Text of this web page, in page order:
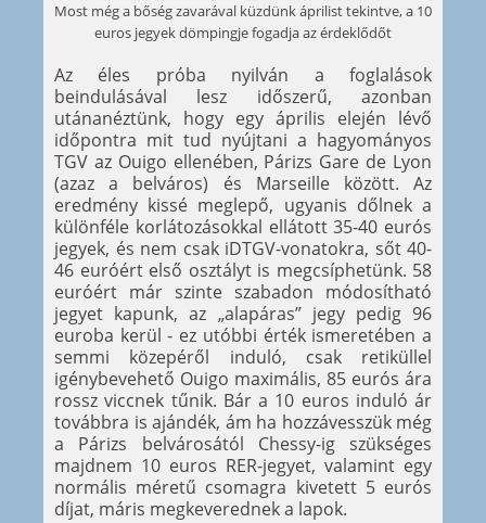
Most még a bőség zavarával küzdünk áprilist tekintve, a 10
euros jegyek dömpingje fogadja az érdeklődőt
Az éles próba nyilván a foglalások
beindulásával lesz időszerű, azonban
utánanéztünk, hogy egy április elején lévő
időpontra mit tud nyújtani a hagyományos
TGV az Ouigo ellenében, Párizs Gare de Lyon
(azaz a belváros) és Marseille között. Az
eredmény kissé meglepő, ugyanis dőlnek a
különféle korlátozásokkal ellátott 35-40 eurós
jegyek, és nem csak iDTGV-vonatokra, sőt 40-
46 euróért első osztályt is megcsíphetünk. 58
euróért már szinte szabadon módosítható
jegyet kapunk, az „alapáras” jegy pedig 96
euroba kerül - ez utóbbi érték ismeretében a
semmi közepéről induló, csak retiküllel
igénybevehető Ouigo maximális, 85 eurós ára
rossz viccnek tűnik. Bár a 10 euros induló ár
továbbra is ajándék, ám ha hozzávesszük még
a Párizs belvárosától Chessy-ig szükséges
majdnem 10 euros RER-jegyet, valamint egy
normális méretű csomagra kivetett 5 eurós
díjat, máris megkeverednek a lapok.